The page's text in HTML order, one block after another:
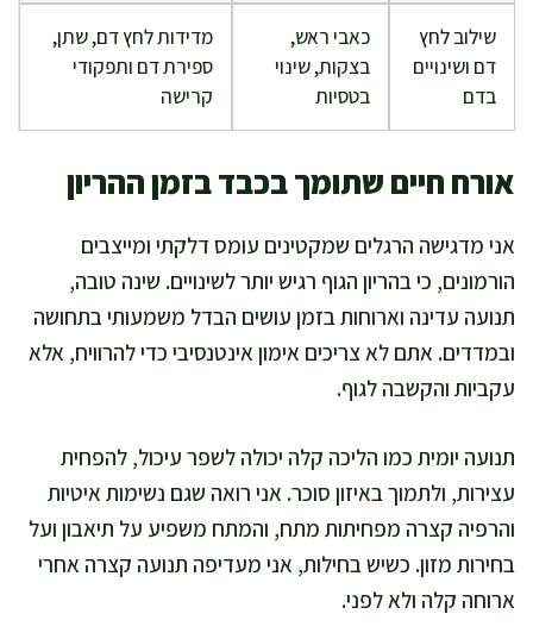
שילוב לחץ
דם ושינויים
בדם
כאבי ראש,
בצקות, שינוי
בטסיות
מדידות לחץ דם, שתן,
ספירת דם ותפקודי
קרישה
אורח חיים שתומך בכבד בזמן ההריון
אני מדגישה הרגלים שמקטינים עומס דלקתי ומייצבים
הורמונים, כי בהריון הגוף רגיש יותר לשינויים. שינה טובה,
תנועה עדינה וארוחות בזמן עושים הבדל משמעותי בתחושה
ובמדדים. אתם לא צריכים אימון אינטנסיבי כדי להרוויח, אלא
עקביות והקשבה לגוף.
תנועה יומית כמו הליכה קלה יכולה לשפר עיכול, להפחית
עצירות, ולתמוך באיזון סוכר. אני רואה שגם נשימות איטיות
והרפיה קצרה מפחיתות מתח, והמתח משפיע על תיאבון ועל
בחירות מזון. כשיש בחילות, אני מעדיפה תנועה קצרה אחרי
ארוחה קלה ולא לפני.